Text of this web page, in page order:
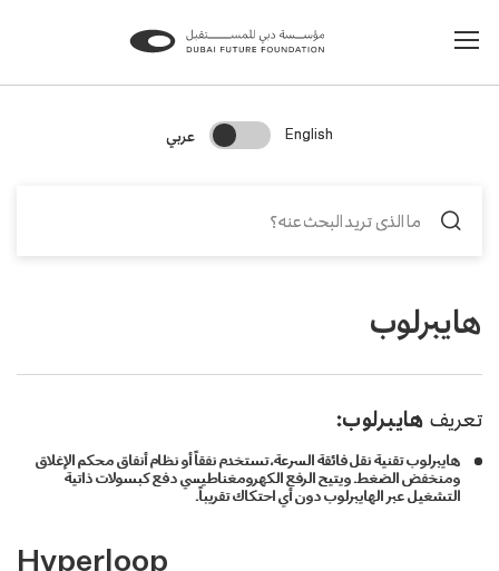
English
Change Search Language
عربي
Hyperloop
هايبرلوب
تعريف هايبرلوب:
هايبرلوب تقنية نقل فائقة السرعة، تستخدم نفقاً أو نظام أنفاق محكم الإغلاق
ومنخفض الضغط. ويتيح الرفع الكهرومغناطيسي دفع كبسولات ذاتية
التشغيل عبر الهايبرلوب دون أي احتكاك تقريباً.